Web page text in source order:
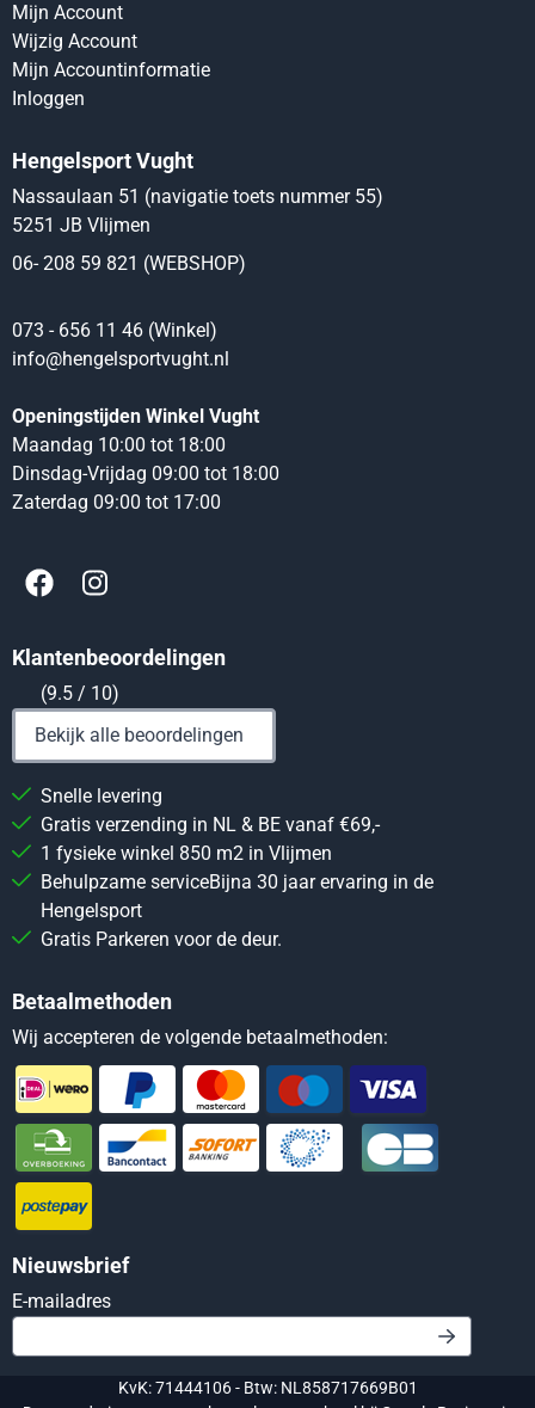
Mijn Account
Wijzig Account
Mijn Accountinformatie
Inloggen
Hengelsport Vught
Nassaulaan 51 (navigatie toets nummer 55)
5251 JB Vlijmen
06- 208 59 821 (WEBSHOP)
073 - 656 11 46 (Winkel)
info@hengelsportvught.nl
Openingstijden Winkel Vught
Maandag 10:00 tot 18:00
Dinsdag-Vrijdag 09:00 tot 18:00
Zaterdag 09:00 tot 17:00
Klantenbeoordelingen
(9.5 / 10)
Bekijk alle beoordelingen
Snelle levering
Gratis verzending in NL & BE vanaf €69,-
1 fysieke winkel 850 m2 in Vlijmen
Behulpzame serviceBijna 30 jaar ervaring in de
Hengelsport
Gratis Parkeren voor de deur.
Betaalmethoden
Wij accepteren de volgende betaalmethoden:
Nieuwsbrief
E-mailadresVul je e-mailadres in voor de nieuwsbrief
KvK: 71444106 - Btw: NL858717669B01